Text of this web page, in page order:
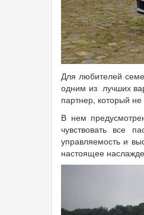
Для любителей
одним из лучших
партнер, который не
В нем
чувствовать все
управляемость и
настоящее